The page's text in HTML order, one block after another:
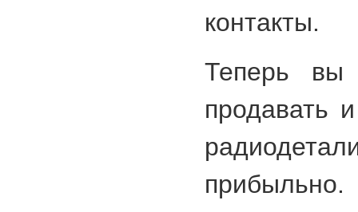
контакты.
Теперь вы
продавать
прибыльно.